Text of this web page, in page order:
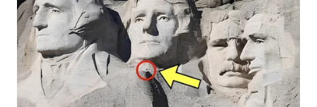
WAHANA
SPORT
WAHANA
UMKM